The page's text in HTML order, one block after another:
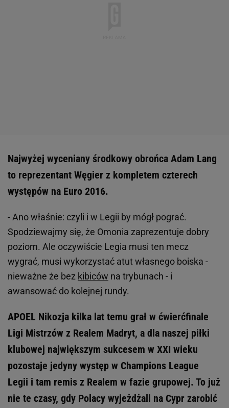
Najwyżej wyceniany środkowy obrońca Adam Lang
to reprezentant Węgier z kompletem czterech
występów na Euro 2016.
- Ano właśnie: czyli i w Legii by mógł pograć.
Spodziewajmy się, że Omonia zaprezentuje dobry
poziom. Ale oczywiście Legia musi ten mecz
wygrać, musi wykorzystać atut własnego boiska -
nieważne że bez kibiców na trybunach - i
awansować do kolejnej rundy.
APOEL Nikozja kilka lat temu grał w ćwierćfinale
Ligi Mistrzów z Realem Madryt, a dla naszej piłki
klubowej największym sukcesem w XXI wieku
pozostaje jedyny występ w Champions League
Legii i tam remis z Realem w fazie grupowej. To już
nie te czasy, gdy Polacy wyjeżdżali na Cypr zarobić